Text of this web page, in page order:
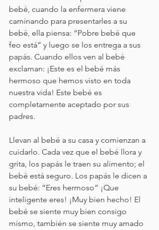
bebé, cuando la enfermera viene
caminando para presentarles a su
bebé, ella piensa: “Pobre bebé que
feo está” y luego se los entrega a sus
papás. Cuando ellos ven al bebé
exclaman: ¡Este es el bebé más
hermoso que hemos visto en toda
nuestra vida! Este bebé es
completamente aceptado por sus
padres.
Llevan al bebé a su casa y comienzan a
cuidarlo. Cada vez que el bebé llora y
grita, los papás le traen su alimento; el
bebé está seguro. Los papás le dicen a
su bebé: “Eres hermoso” ¡Que
inteligente eres! ¡Muy bien hecho! El
bebé se siente muy bien consigo
mismo, también se siente muy amado